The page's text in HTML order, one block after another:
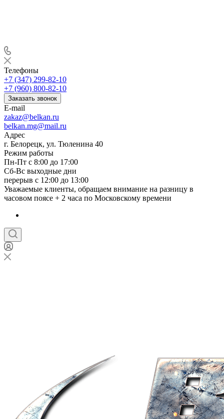
Телефоны
+7 (347) 299-82-10
+7 (960) 800-82-10
Заказать звонок
E-mail
zakaz@belkan.ru
belkan.mg@mail.ru
Адрес
г. Белорецк, ул. Тюленина 40
Режим работы
Пн-Пт с 8:00 до 17:00
Сб-Вс выходные дни
перерыв с 12:00 до 13:00
Уважаемые клиенты, обращаем внимание на разницу в
часовом поясе + 2 часа по Московскому времени